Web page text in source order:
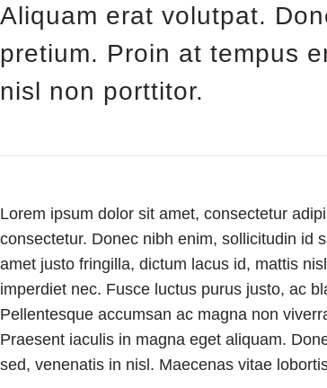
Aliquam erat volutpat.
pretium. Proin at tempus
nisl non porttitor.
Lorem ipsum dolor sit amet, consectetur
consectetur. Donec nibh enim, sollicitudin id
amet justo fringilla, dictum lacus id, mattis
imperdiet nec. Fusce luctus purus justo, ac
Pellentesque accumsan ac magna non
Praesent iaculis in magna eget aliquam.
sed, venenatis in nisl. Maecenas vitae